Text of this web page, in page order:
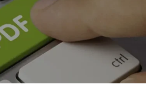
お問い合わせ
乾燥・硬化炉に関するお問い合わ